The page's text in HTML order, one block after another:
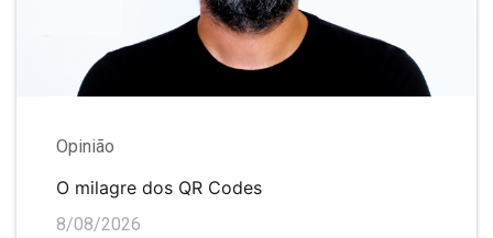
Opinião
O milagre dos QR Codes
8/08/2026